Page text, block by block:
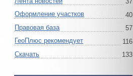
Оформление участков
40
Правовая база
57
ГеоПлюс рекомендует
116
Скачать
133